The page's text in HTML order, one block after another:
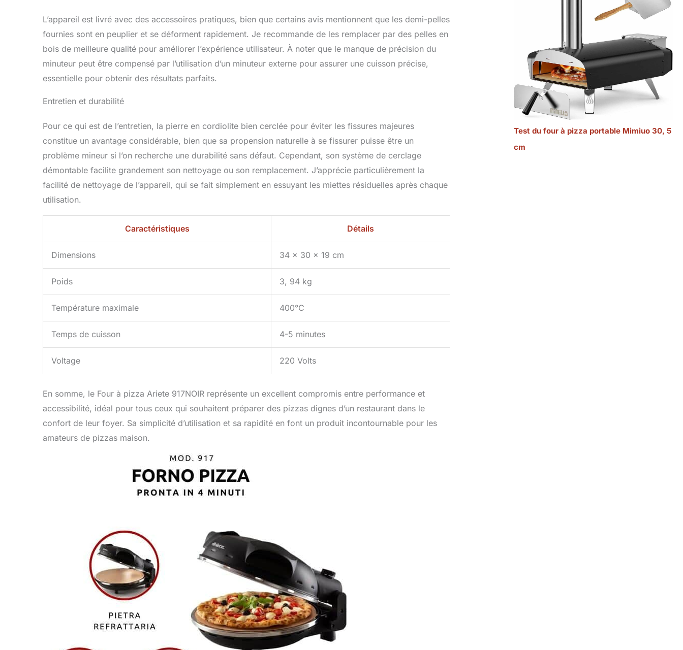
L’appareil est livré avec des accessoires pratiques, bien que certains avis mentionnent que les demi-pelles
fournies sont en peuplier et se déforment rapidement. Je recommande de les remplacer par des pelles en
bois de meilleure qualité pour améliorer l’expérience utilisateur. À noter que le manque de précision du
minuteur peut être compensé par l’utilisation d’un minuteur externe pour assurer une cuisson précise,
essentielle pour obtenir des résultats parfaits.
Entretien et durabilité
Pour ce qui est de l’entretien, la pierre en cordiolite bien cerclée pour éviter les fissures majeures
constitue un avantage considérable, bien que sa propension naturelle à se fissurer puisse être un
problème mineur si l’on recherche une durabilité sans défaut. Cependant, son système de cerclage
démontable facilite grandement son nettoyage ou son remplacement. J’apprécie particulièrement la
facilité de nettoyage de l’appareil, qui se fait simplement en essuyant les miettes résiduelles après chaque
utilisation.
Caractéristiques Détails
Dimensions 34 x 30 x 19 cm
Poids 3, 94 kg
Température maximale 400°C
Temps de cuisson 4-5 minutes
Voltage 220 Volts
En somme, le Four à pizza Ariete 917NOIR représente un excellent compromis entre performance et
accessibilité, idéal pour tous ceux qui souhaitent préparer des pizzas dignes d’un restaurant dans le
confort de leur foyer. Sa simplicité d’utilisation et sa rapidité en font un produit incontournable pour les
amateurs de pizzas maison.
Test du four à pizza portable Mimiuo 30, 5
cm